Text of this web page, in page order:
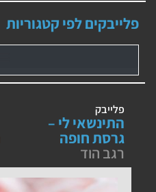
פלייבקים לפי קטגוריות
פלייבק
התינשאי לי –
גרסת חופה
רגב הוד